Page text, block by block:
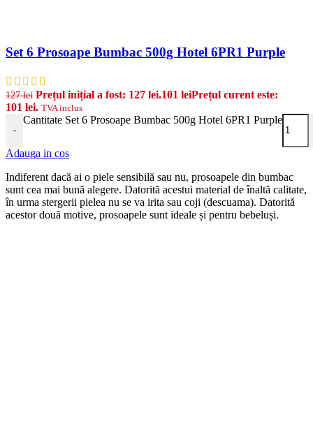
Set 6 Prosoape Bumbac 500g Hotel 6PR1 Purple
127lei Prețul inițial a fost: 127 lei.101 leiPrețul curent este:
101 lei. TVA inclus
-
Cantitate Set 6 Prosoape Bumbac 500g Hotel 6PR1 Purple
Adauga in cos
Indiferent dacă ai o piele sensibilă sau nu, prosoapele din bumbac
sunt cea mai bună alegere. Datorită acestui material de înaltă calitate,
în urma stergerii pielea nu se va irita sau coji (descuama). Datorită
acestor două motive, prosoapele sunt ideale și pentru bebeluși.